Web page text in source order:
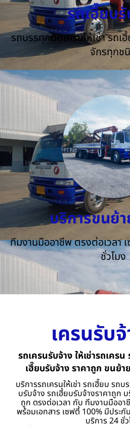
รถเฮี๊ยบ
รถบรรทุกติดเครนให้เช่า รถเ
จักรทุกช
บริการขนย้
ทีมงานมืออาชีพ ตรงต่อเวลา
ชั่วโมง
เครนรับ
รถเครนรับจ้าง ให้เช่ารถเคร
เฮี๊ยบรับจ้าง ราคาถูก ขนย้
บริการรถเครนให้เช่า รถเฮี๊ยบ รถบ
บรับจ้าง รถเฮี้ยบรับจ้างราคาถูก
ถูก ตรงต่อเวลา กับ ทีมงานมืออ
พร้อมเอกสาร เซฟตี้ 100% มีประ
บริการ 24 ชั่